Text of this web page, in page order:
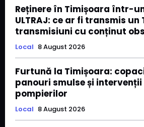
Reținere în Timișoara într-
ULTRAJ: ce ar fi transmis un
transmisiuni cu conținut
Local 8 August 2026
Furtună la Timișoara:
panouri smulse și intervenții
pompierilor
Local 8 August 2026